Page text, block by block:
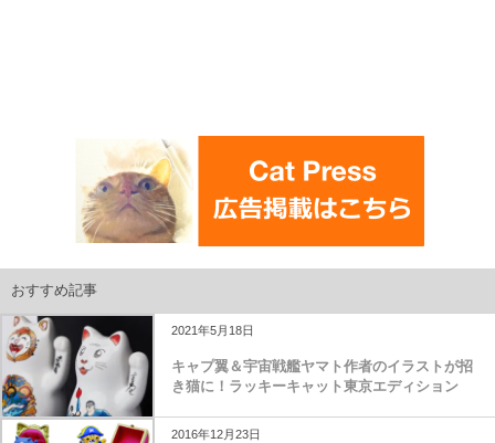
おすすめ記事
2021年5月18日
キャプ翼＆宇宙戦艦ヤマト作者のイラストが招
き猫に！ラッキーキャット東京エディション
2016年12月23日